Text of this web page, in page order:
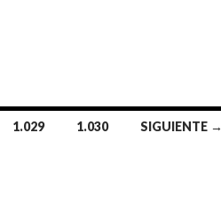
1.029 1.030 SIGUIENTE →